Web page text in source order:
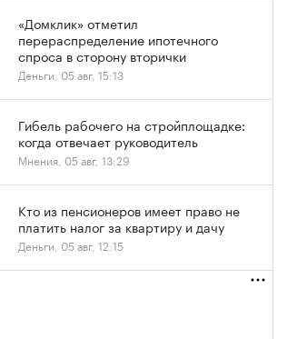
«Домклик» отметил
перераспределение ипотечного
спроса в сторону вторички
Деньги, 05 авг, 15:13
Гибель рабочего на стройплощадке:
когда отвечает руководитель
Мнения, 05 авг, 13:29
Кто из пенсионеров имеет право не
платить налог за квартиру и дачу
Деньги, 05 авг, 12:15